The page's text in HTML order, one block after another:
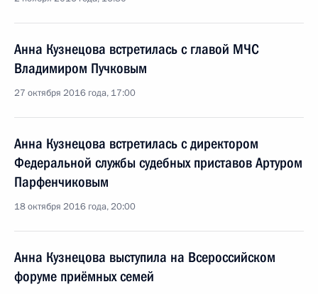
Анна Кузнецова встретилась с главой МЧС
Владимиром Пучковым
27 октября 2016 года, 17:00
Анна Кузнецова встретилась с директором
Федеральной службы судебных приставов Артуром
Парфенчиковым
18 октября 2016 года, 20:00
Анна Кузнецова выступила на Всероссийском
форуме приёмных семей